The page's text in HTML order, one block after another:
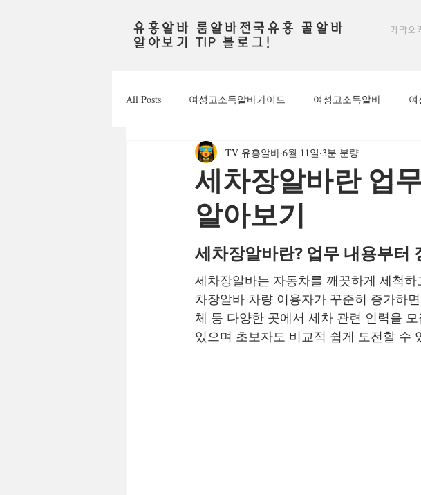
유흥알바 룸알바전국유흥 꿀알바
알아보기 TIP 블로그!
가라오
All Posts 여성고소득알바가이드 여성고소득알바 여
가라오케알바 노래주점알바
안양유흥알바가이드 수원유흥알바
마사지구인공고 마사지알바 마사지구인 태
광주꿀알바 광주노래방알바 광주단기알바
세차장알바란 업
알아보기
TV 유흥알바 6월 11일 3분 분량
세차장알바란? 업무 내용부터
세차장알바는 자동차를 깨끗하게 세척
차장알바 차량 이용자가 꾸준히 증가하
체 등 다양한 곳에서 세차 관련 인력을
있으며 초보자도 비교적 쉽게 도전할 수